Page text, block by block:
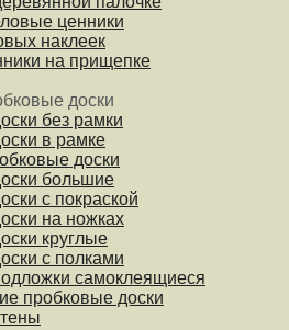
ценники
наклеек
на прищепке
доски
без рамки
в рамке
доски
большие
с покраской
на ножках
круглые
с полками
самоклеящиеся
пробковые доски